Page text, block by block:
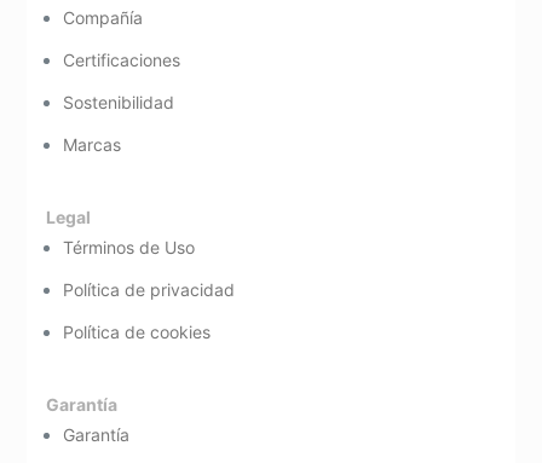
Compañía
Certificaciones
Sostenibilidad
Marcas
Legal
Términos de Uso
Política de privacidad
Política de cookies
Garantía
Garantía